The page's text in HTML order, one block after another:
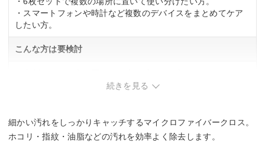
・スマートフォンや時計など複数のデバイスをまとめてケア
したい方。
こんな方は要検討
続きを見る
細かい汚れをしっかりキャッチするマイクロファイバークロス。
ホコリ・指紋・油脂などの汚れを効率よく除去します。